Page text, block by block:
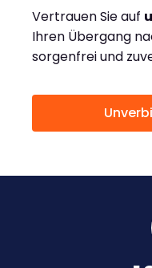
Vertrauen Sie auf
Ihren Übergang
sorgenfrei und